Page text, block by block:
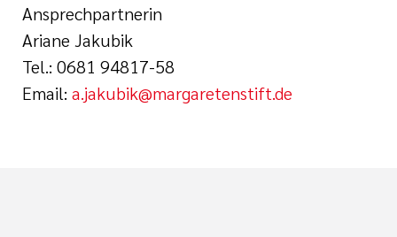
Ansprechpartnerin
Ariane Jakubik
Tel.: 0681 94817-58
Email: a.jakubik@margaretenstift.de